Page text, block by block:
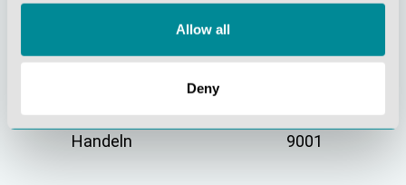
Allow all
Deny
Nachhaltiges
Handeln
Zertifizierung ISO
9001